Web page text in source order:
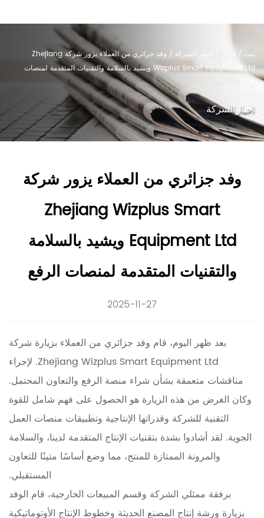
بيت / اخبار الشركة /
وفد جزائري من العملاء يزور شركة Zhejiang
Wizplus Smart Equipment Ltd ويشيد بالسلامة والتقنيات المتقدمة لمنصات
اخبار الشركة
وفد جزائري من العملاء يزور شركة
Zhejiang Wizplus Smart
Equipment Ltd ويشيد بالسلامة
والتقنيات المتقدمة لمنصات الرفع
2025-11-27
بعد ظهر اليوم، قام وفد جزائري من العملاء بزيارة شركة
Zhejiang Wizplus Smart Equipment Ltd. لإجراء
مناقشات متعمقة بشأن شراء منصة الرفع والتعاون المحتمل.
وكان الغرض من هذه الزيارة هو الحصول على فهم شامل للقوة
التقنية للشركة وقدراتها الإنتاجية وتطبيقات منصات العمل
الجوية. لقد أشادوا بشدة بتقنيات الإنتاج المتقدمة لدينا، والسلامة
والمرونة الممتازة للمنتج، مما وضع أساسًا متينًا للتعاون
المستقبلي.
برفقة ممثلي الشركة وقسم المبيعات الخارجية، قام الوفد
بزيارة ورشة إنتاج المصنع الحديثة وخطوط الإنتاج الأوتوماتيكية